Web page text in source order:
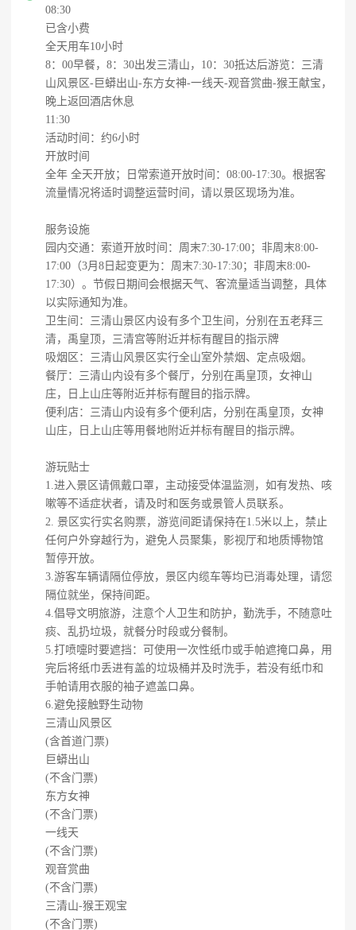
08:30
已含小费
全天用车10小时
8：00早餐，8：30出发三清山，10：30抵达后游览：三清
山风景区-巨蟒出山-东方女神-一线天-观音赏曲-猴王献宝，
晚上返回酒店休息
11:30
活动时间：约6小时
开放时间
全年 全天开放；日常索道开放时间：08:00-17:30。根据客
流量情况将适时调整运营时间，请以景区现场为准。
服务设施
园内交通：索道开放时间：周末7:30-17:00；非周末8:00-
17:00（3月8日起变更为：周末7:30-17:30；非周末8:00-
17:30）。节假日期间会根据天气、客流量适当调整，具体
以实际通知为准。
卫生间：三清山景区内设有多个卫生间，分别在五老拜三
清，禹皇顶，三清宫等附近并标有醒目的指示牌
吸烟区：三清山风景区实行全山室外禁烟、定点吸烟。
餐厅：三清山内设有多个餐厅，分别在禹皇顶，女神山
庄，日上山庄等附近并标有醒目的指示牌。
便利店：三清山内设有多个便利店，分别在禹皇顶，女神
山庄，日上山庄等用餐地附近并标有醒目的指示牌。
游玩贴士
1.进入景区请佩戴口罩，主动接受体温监测，如有发热、咳
嗽等不适症状者，请及时和医务或景管人员联系。
2. 景区实行实名购票，游览间距请保持在1.5米以上，禁止
任何户外穿越行为，避免人员聚集，影视厅和地质博物馆
暂停开放。
3.游客车辆请隔位停放，景区内缆车等均已消毒处理，请您
隔位就坐，保持间距。
4.倡导文明旅游，注意个人卫生和防护，勤洗手，不随意吐
痰、乱扔垃圾，就餐分时段或分餐制。
5.打喷嚏时要遮挡：可使用一次性纸巾或手帕遮掩口鼻，用
完后将纸巾丢进有盖的垃圾桶并及时洗手，若没有纸巾和
手帕请用衣服的袖子遮盖口鼻。
6.避免接触野生动物
三清山风景区
(含首道门票)
巨蟒出山
(不含门票)
东方女神
(不含门票)
一线天
(不含门票)
观音赏曲
(不含门票)
三清山-猴王观宝
(不含门票)